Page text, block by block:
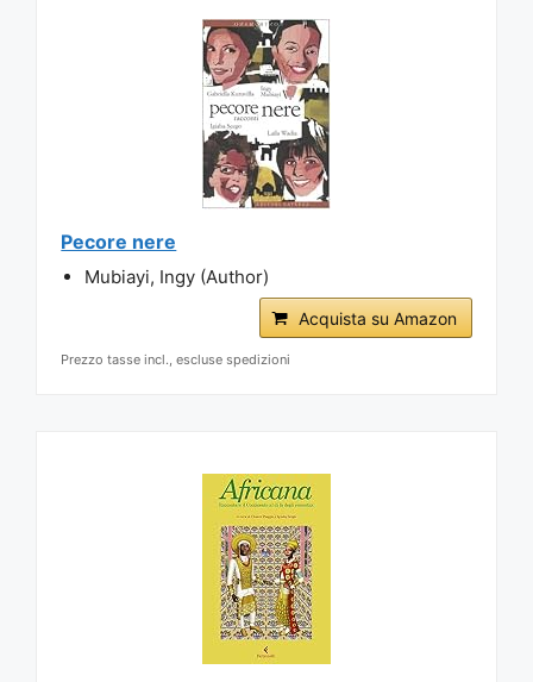
Pecore nere
Mubiayi, Ingy (Author)
Acquista su Amazon
Prezzo tasse incl., escluse spedizioni